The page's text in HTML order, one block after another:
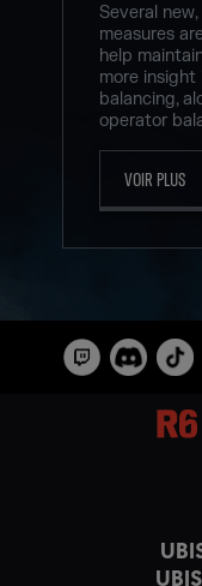
Several
measures
help
more insight
balancing,
operator
VOIR PLUS